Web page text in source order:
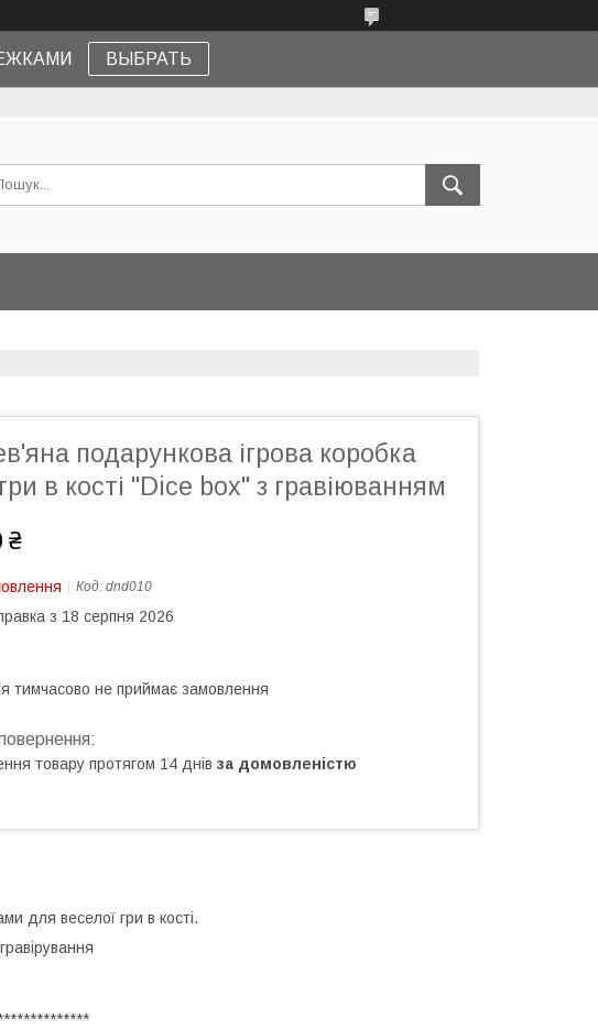
ВЫБРАТЬ
подарункова ігрова коробка
в кості "Dice box" з гравіюванням
₴
Код: dnd010
з 18 серпня 2026
тимчасово не приймає замовлення
товару протягом 14 днів за домовленістю
для веселої гри в кості.